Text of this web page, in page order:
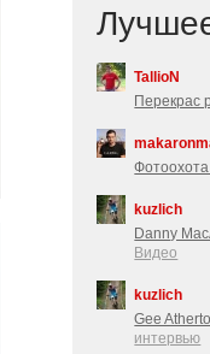
TallioN
Перекрас
kuzlich
Danny
Видео
kuzlich
Gee
интервью